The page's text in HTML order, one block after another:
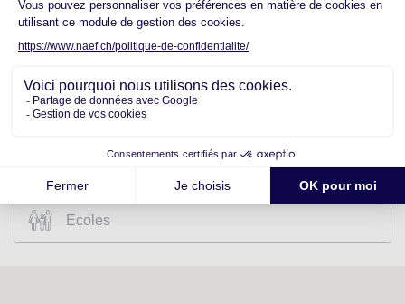
7
Aout
10
Aout
11
Découvrez les commodités proches de
votre futur quartier
Ecoles